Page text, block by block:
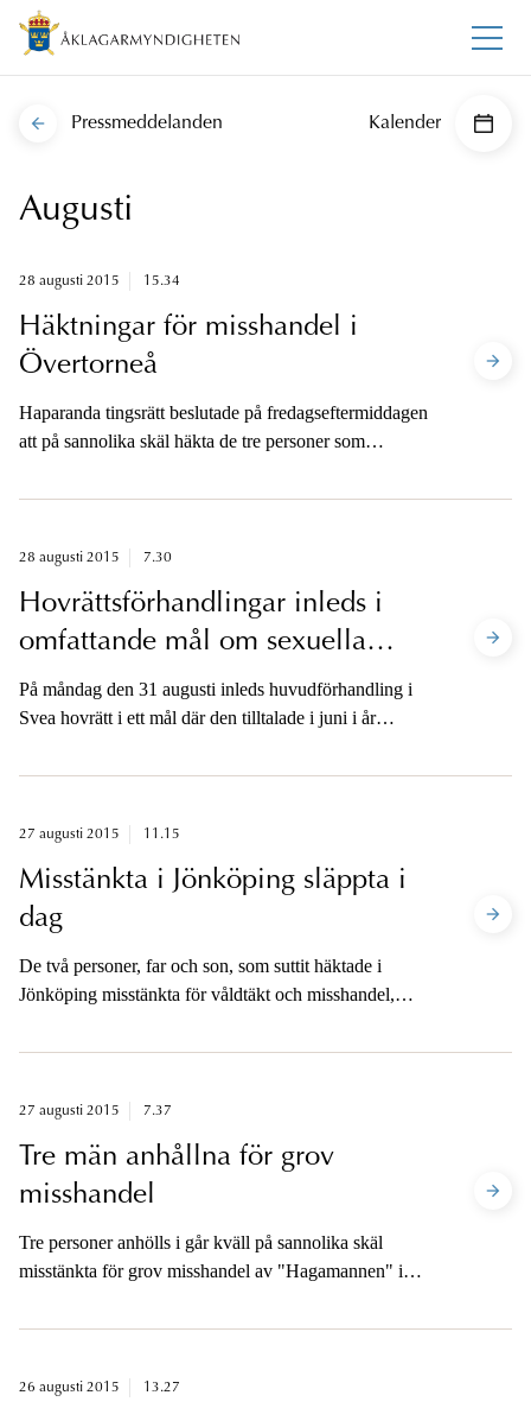
Pressmeddelanden Kalender
Augusti
28 augusti 2015 15.34
Häktningar för misshandel i
Övertorneå
Haparanda tingsrätt beslutade på fredagseftermiddagen
att på sannolika skäl häkta de tre personer som
28 augusti 2015 7.30
Hovrättsförhandlingar inleds i
omfattande mål om sexuella
övergrepp på internet
På måndag den 31 augusti inleds huvudförhandling i
Svea hovrätt i ett mål där den tilltalade i juni i år
begått flera grova sexualbrott mot ett sextiotal barn och
27 augusti 2015 11.15
Misstänkta i Jönköping släppta i
dag
De två personer, far och son, som suttit häktade i
Jönköping misstänkta för våldtäkt och misshandel,
bevis fortsätter dock.
27 augusti 2015 7.37
Tre män anhållna för grov
misshandel
Tre personer anhölls i går kväll på sannolika skäl
misstänkta för grov misshandel av "Hagamannen" i
26 augusti 2015 13.27